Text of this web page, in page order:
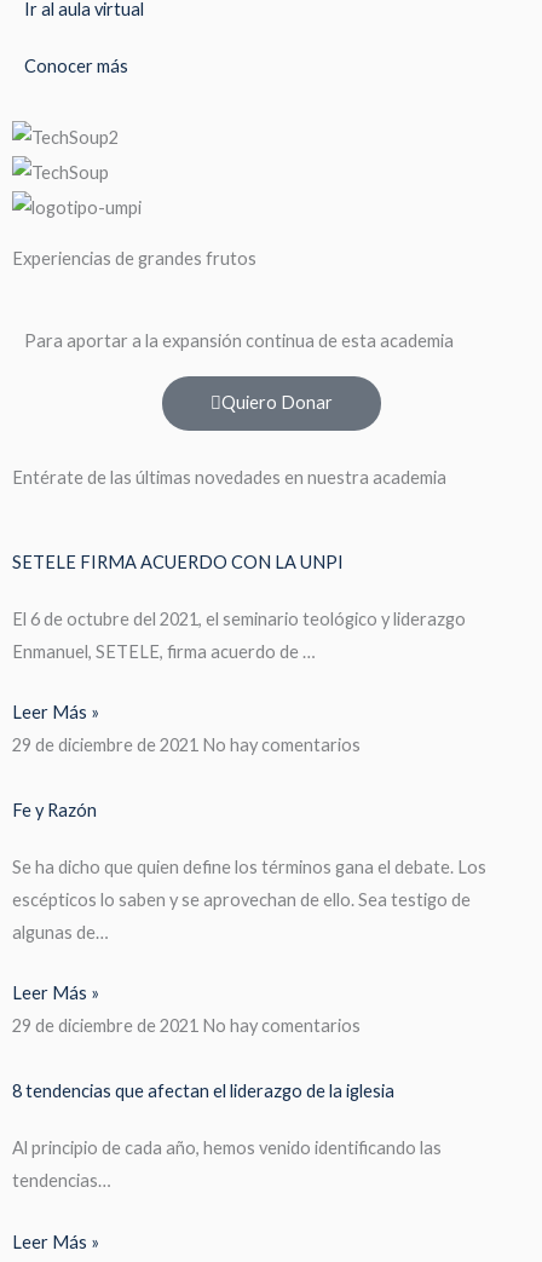
Ir al aula virtual
Conocer más
Experiencias de grandes frutos
Para aportar a la expansión continua de esta academia
Quiero Donar
Entérate de las últimas novedades en nuestra academia
SETELE FIRMA ACUERDO CON LA UNPI
El 6 de octubre del 2021, el seminario teológico y liderazgo
Enmanuel, SETELE, firma acuerdo de …
Leer Más »
29 de diciembre de 2021 No hay comentarios
Fe y Razón
Se ha dicho que quien define los términos gana el debate. Los
escépticos lo saben y se aprovechan de ello. Sea testigo de
algunas de…
Leer Más »
29 de diciembre de 2021 No hay comentarios
8 tendencias que afectan el liderazgo de la iglesia
Al principio de cada año, hemos venido identificando las
tendencias…
Leer Más »